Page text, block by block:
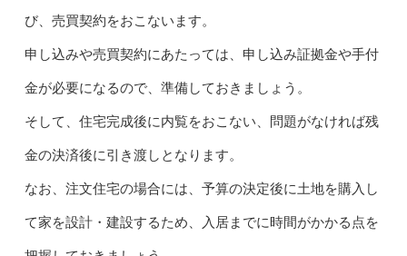
び、売買契約をおこないます。
申し込みや売買契約にあたっては、申し込み証拠金や手付
金が必要になるので、準備しておきましょう。
そして、住宅完成後に内覧をおこない、問題がなければ残
金の決済後に引き渡しとなります。
なお、注文住宅の場合には、予算の決定後に土地を購入し
て家を設計・建設するため、入居までに時間がかかる点を